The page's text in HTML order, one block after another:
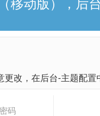
移动版），后
改，在后台-主题配置
码